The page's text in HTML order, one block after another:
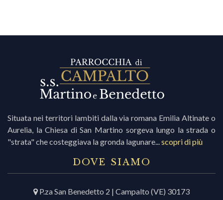
Situata nei territori lambiti dalla via romana Emilia Altinate o
Aurelia, la Chiesa di San Martino sorgeva lungo la strada o
"strata" che costeggiava la gronda lagunare...scopri di più
DOVE SIAMO
P.za San Benedetto 2 | Campalto (VE) 30173